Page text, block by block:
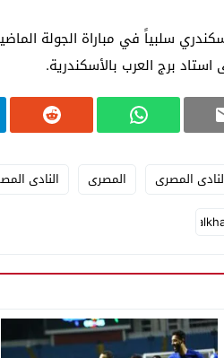
سلبياً في مباراة الجولة
برج العرب بالأسكندرية.
المصرى المصرى النادى